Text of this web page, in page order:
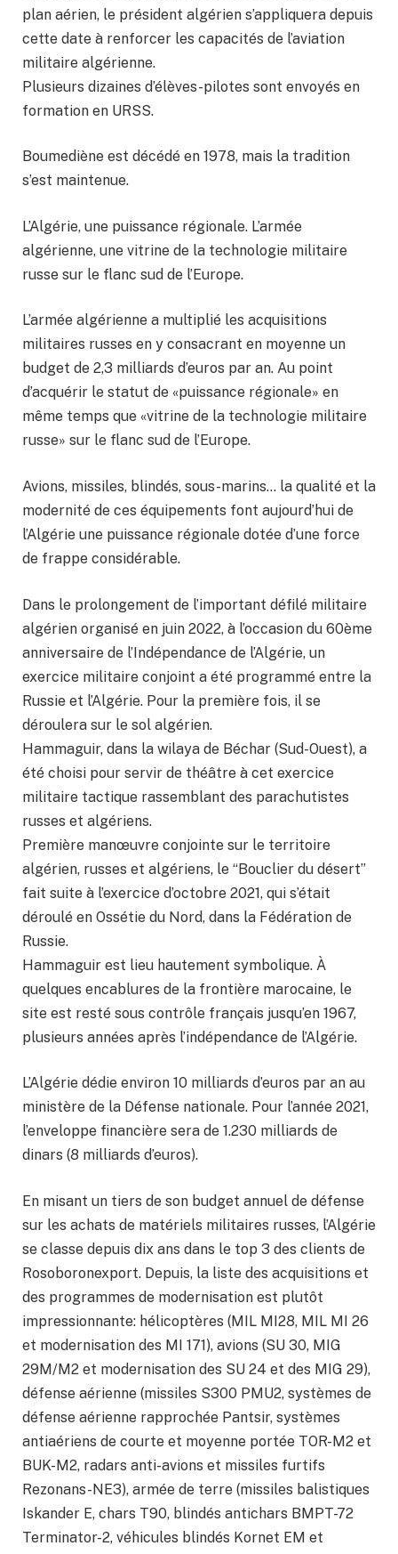
plan aérien, le président algérien s’appliquera depuis
cette date à renforcer les capacités de l’aviation
militaire algérienne.
Plusieurs dizaines d’élèves-pilotes sont envoyés en
formation en URSS.
Boumediène est décédé en 1978, mais la tradition
s’est maintenue.
L’Algérie, une puissance régionale. L’armée
algérienne, une vitrine de la technologie militaire
russe sur le flanc sud de l’Europe.
L’armée algérienne a multiplié les acquisitions
militaires russes en y consacrant en moyenne un
budget de 2,3 milliards d’euros par an. Au point
d’acquérir le statut de «puissance régionale» en
même temps que «vitrine de la technologie militaire
russe» sur le flanc sud de l’Europe.
Avions, missiles, blindés, sous-marins… la qualité et la
modernité de ces équipements font aujourd’hui de
l’Algérie une puissance régionale dotée d’une force
de frappe considérable.
Dans le prolongement de l’important défilé militaire
algérien organisé en juin 2022, à l’occasion du 60ème
anniversaire de l’Indépendance de l’Algérie, un
exercice militaire conjoint a été programmé entre la
Russie et l’Algérie. Pour la première fois, il se
déroulera sur le sol algérien.
Hammaguir, dans la wilaya de Béchar (Sud-Ouest), a
été choisi pour servir de théâtre à cet exercice
militaire tactique rassemblant des parachutistes
russes et algériens.
Première manœuvre conjointe sur le territoire
algérien, russes et algériens, le “Bouclier du désert”
fait suite à l’exercice d’octobre 2021, qui s’était
déroulé en Ossétie du Nord, dans la Fédération de
Russie.
Hammaguir est lieu hautement symbolique. À
quelques encablures de la frontière marocaine, le
site est resté sous contrôle français jusqu’en 1967,
plusieurs années après l’indépendance de l’Algérie.
L’Algérie dédie environ 10 milliards d’euros par an au
ministère de la Défense nationale. Pour l’année 2021,
l’enveloppe financière sera de 1.230 milliards de
dinars (8 milliards d’euros).
En misant un tiers de son budget annuel de défense
sur les achats de matériels militaires russes, l’Algérie
se classe depuis dix ans dans le top 3 des clients de
Rosoboronexport. Depuis, la liste des acquisitions et
des programmes de modernisation est plutôt
impressionnante: hélicoptères (MIL MI28, MIL MI 26
et modernisation des MI 171), avions (SU 30, MIG
29M/M2 et modernisation des SU 24 et des MIG 29),
défense aérienne (missiles S300 PMU2, systèmes de
défense aérienne rapprochée Pantsir, systèmes
antiaériens de courte et moyenne portée TOR-M2 et
BUK-M2, radars anti-avions et missiles furtifs
Rezonans-NE3), armée de terre (missiles balistiques
Iskander E, chars T90, blindés antichars BMPT-72
Terminator-2, véhicules blindés Kornet EM et